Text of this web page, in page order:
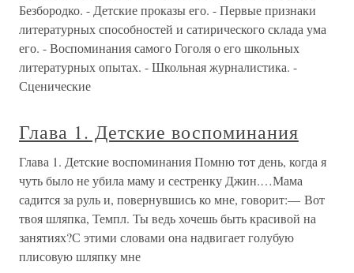
Безбородко. - Детские проказы его. - Первые признаки
литературных способностей и сатирического склада ума
его. - Воспоминания самого Гоголя о его школьных
литературных опытах. - Школьная журналистика. -
Сценические
Глава 1. Детские воспоминания
Глава 1. Детские воспоминания Помню тот день, когда я
чуть было не убила маму и сестренку Джин.…Мама
садится за руль и, повернувшись ко мне, говорит:— Вот
твоя шляпка, Темпл. Ты ведь хочешь быть красивой на
занятиях?С этими словами она надвигает голубую
плисовую шляпку мне